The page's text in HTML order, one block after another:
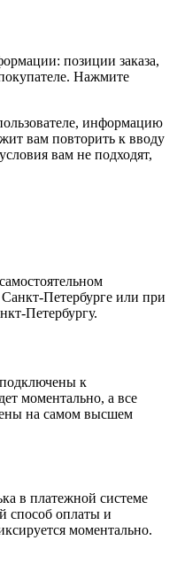
позиции заказа,
Нажмите
информацию
вам повторить к вводу
вам не подходят,
Петербурге или при
Петербургу.
к
моментально, а все
на самом высшем
в платежной системе
способ оплаты и
моментально.